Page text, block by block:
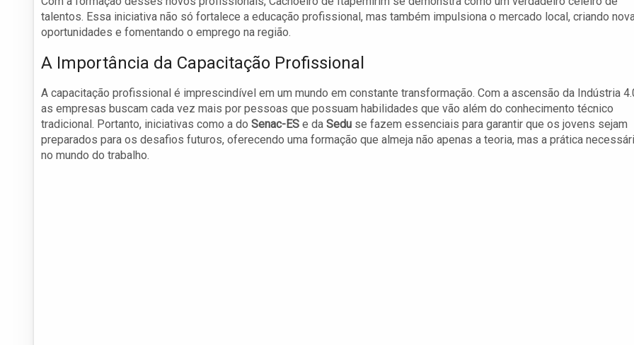
talentos. Essa iniciativa não só fortalece a educação profissional, mas também impulsiona o mercado local, criando
oportunidades e fomentando o emprego na região.
A Importância da Capacitação Profissional
A capacitação profissional é imprescindível em um mundo em constante transformação. Com a ascensão da Indústria
as empresas buscam cada vez mais por pessoas que possuam habilidades que vão além do conhecimento técnico
tradicional. Portanto, iniciativas como a do Senac-ES e da Sedu se fazem essenciais para garantir que os jovens sejam
preparados para os desafios futuros, oferecendo uma formação que almeja não apenas a teoria, mas a prática
no mundo do trabalho.